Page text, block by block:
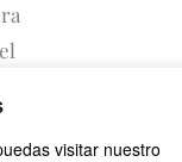
visitar nuestro